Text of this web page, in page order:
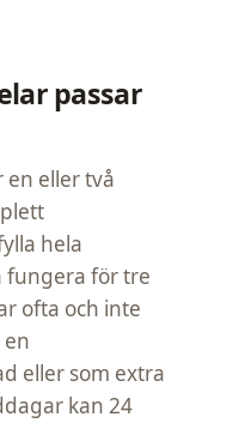
passar
en eller två
hela
fungera för tre
ofta och inte
eller som extra
kan 24